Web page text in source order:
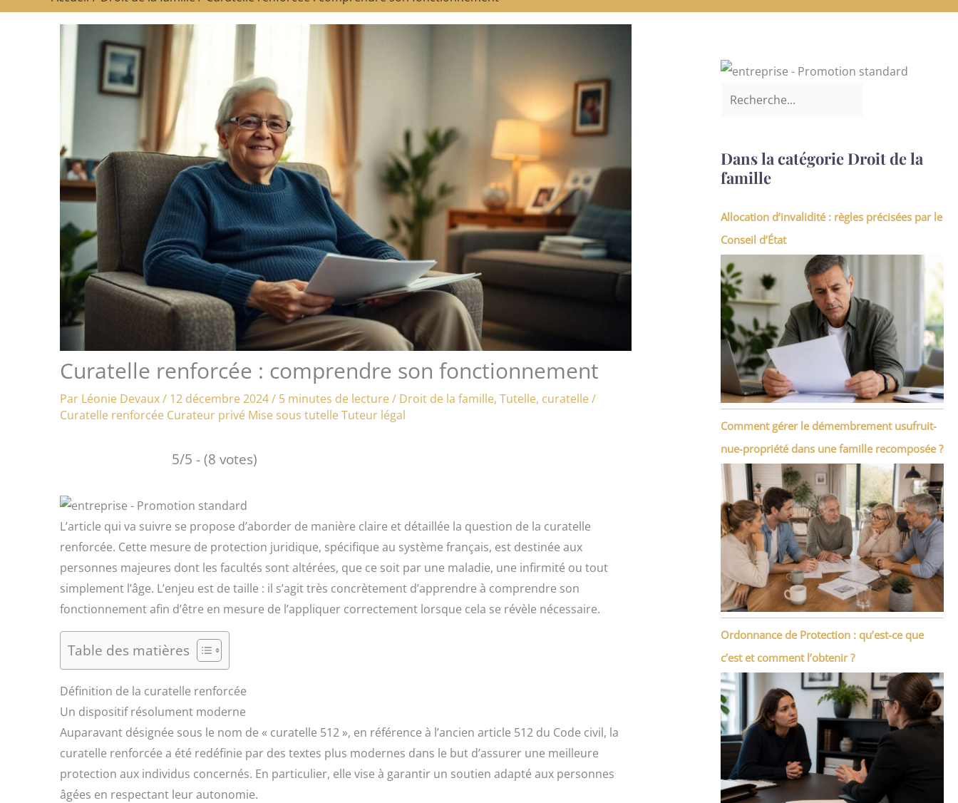
Curatelle renforcée : comprendre son fonctionnement
Par Léonie Devaux/ 12 décembre 2024/ 5 minutes de lecture/ Droit de la famille, Tutelle, curatelle/
Curatelle renforcée Curateur privé Mise sous tutelleTuteur légal
5/5 - (8 votes)
L’article qui va suivre se propose d’aborder de manière claire et détaillée la question de la curatelle
renforcée. Cette mesure de protection juridique, spécifique au système français, est destinée aux
personnes majeures dont les facultés sont altérées, que ce soit par une maladie, une infirmité ou tout
simplement l’âge. L’enjeu est de taille : il s’agit très concrètement d’apprendre à comprendre son
fonctionnement afin d’être en mesure de l’appliquer correctement lorsque cela se révèle nécessaire.
Table des matières
Définition de la curatelle renforcée
Un dispositif résolument moderne
Auparavant désignée sous le nom de « curatelle 512 », en référence à l’ancien article 512 du Code civil, la
curatelle renforcée a été redéfinie par des textes plus modernes dans le but d’assurer une meilleure
protection aux individus concernés. En particulier, elle vise à garantir un soutien adapté aux personnes
âgées en respectant leur autonomie.
Dans la catégorie Droit de la
famille
Allocation d’invalidité : règles précisées par le
Conseil d’État
Comment gérer le démembrement usufruit-
nue-propriété dans une famille recomposée ?
Ordonnance de Protection : qu’est-ce que
c’est et comment l’obtenir ?